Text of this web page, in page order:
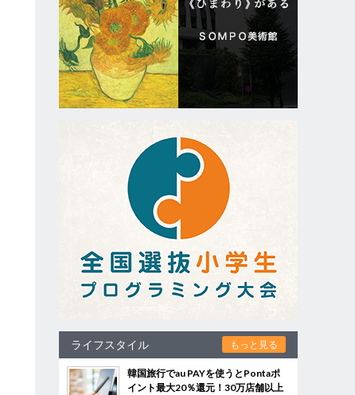
ライフスタイル もっと見る
韓国旅行でau PAYを使うとPontaポ
イント最大20％還元！30万店舗以上